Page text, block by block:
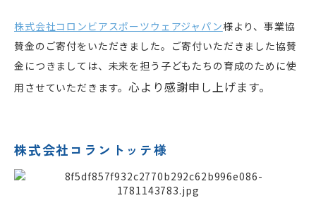
株式会社コロンビアスポーツウェアジャパン様より、事業協
賛金のご寄付をいただきました。ご寄付いただきました協賛
金につきましては、未来を担う子どもたちの育成のために使
用させていただきます。心より感謝申し上げます。
株式会社コラントッテ様